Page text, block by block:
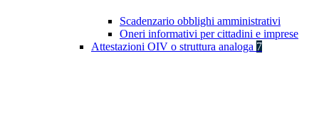
Scadenzario obblighi amministrativi
Oneri informativi per cittadini e imprese
Attestazioni OIV o struttura analoga 7